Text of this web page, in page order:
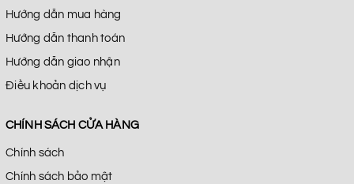
Hướng dẫn mua hàng
Hướng dẫn thanh toán
Hướng dẫn giao nhận
Điều khoản dịch vụ
CHÍNH SÁCH CỬA HÀNG
Chính sách
Chính sách bảo mật